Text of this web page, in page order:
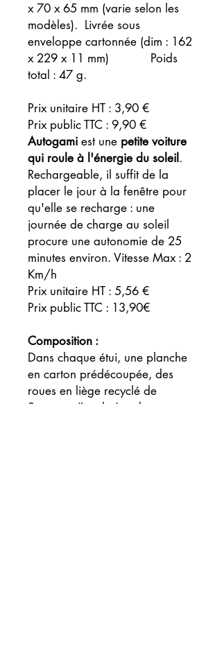
x 70 x 65 mm (varie selon les
modèles). Livrée sous
enveloppe cartonnée (dim : 162
x 229 x 11 mm) Poids
total : 47 g.
Prix unitaire HT : 3,90 €
Prix public TTC : 9,90 €
Autogami est une petite voiture
qui roule à l'énergie du soleil .
Rechargeable, il suffit de la
placer le jour à la fenêtre pour
qu'elle se recharge : une
journée de charge au soleil
procure une autonomie de 25
minutes environ. Vitesse Max : 2
Km/h
Prix unitaire HT : 5,56 €
Prix public TTC : 13,90€
Composition :
Dans chaque étui, une planche
en carton prédécoupée, des
roues en liège recyclé de
Soustons (Landes), et la